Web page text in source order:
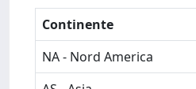
Continente
NA - Nord America